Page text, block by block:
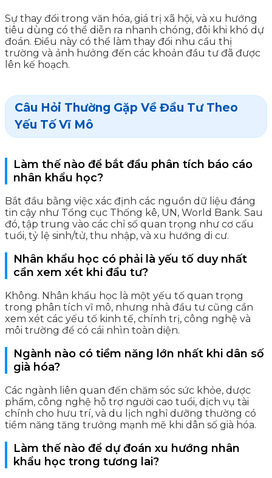
Sự thay đổi trong văn hóa, giá trị xã hội, và xu hướng
tiêu dùng có thể diễn ra nhanh chóng, đôi khi khó dự
đoán. Điều này có thể làm thay đổi nhu cầu thị
trường và ảnh hưởng đến các khoản đầu tư đã được
lên kế hoạch.
Câu Hỏi Thường Gặp Về Đầu Tư Theo
Yếu Tố Vĩ Mô
Làm thế nào để bắt đầu phân tích báo cáo
nhân khẩu học?
Bắt đầu bằng việc xác định các nguồn dữ liệu đáng
tin cậy như Tổng cục Thống kê, UN, World Bank. Sau
đó, tập trung vào các chỉ số quan trọng như cơ cấu
tuổi, tỷ lệ sinh/tử, thu nhập, và xu hướng di cư.
Nhân khẩu học có phải là yếu tố duy nhất
cần xem xét khi đầu tư?
Không. Nhân khẩu học là một yếu tố quan trọng
trong phân tích vĩ mô, nhưng nhà đầu tư cũng cần
xem xét các yếu tố kinh tế, chính trị, công nghệ và
môi trường để có cái nhìn toàn diện.
Ngành nào có tiềm năng lớn nhất khi dân số
già hóa?
Các ngành liên quan đến chăm sóc sức khỏe, dược
phẩm, công nghệ hỗ trợ người cao tuổi, dịch vụ tài
chính cho hưu trí, và du lịch nghỉ dưỡng thường có
tiềm năng tăng trưởng mạnh mẽ khi dân số già hóa.
Làm thế nào để dự đoán xu hướng nhân
khẩu học trong tương lai?